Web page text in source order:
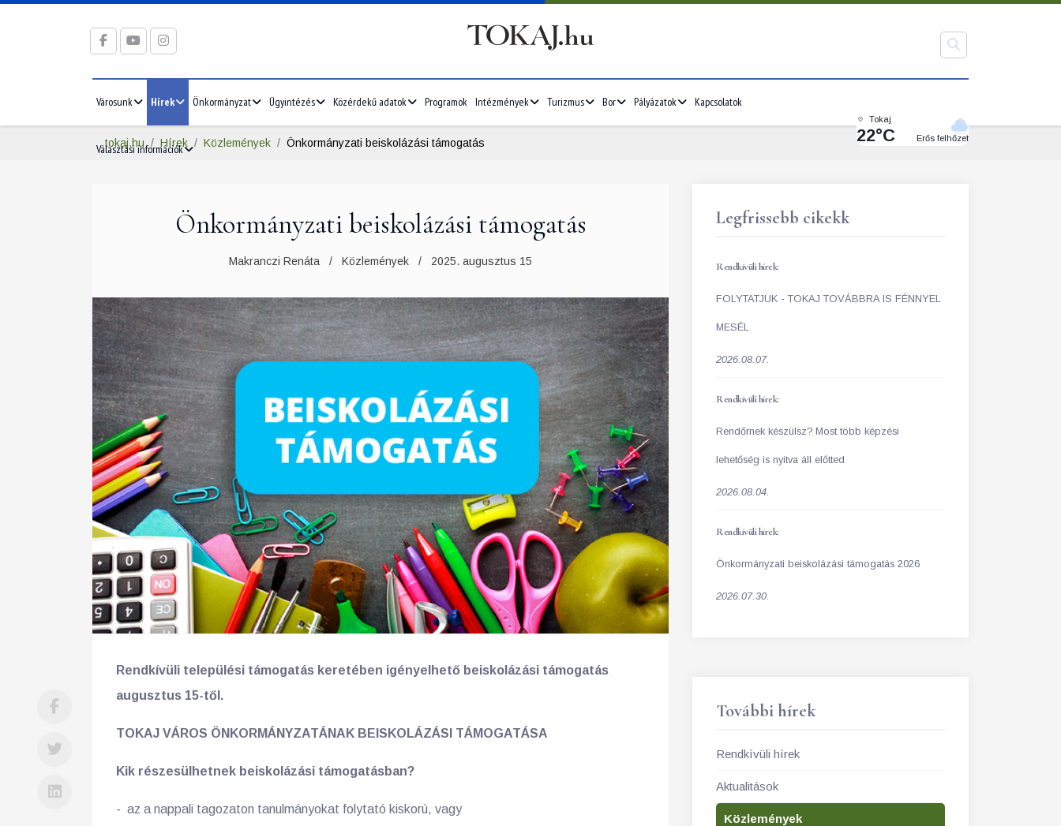
Városunk Hírek Önkormányzat Ügyintézés Közérdekű adatok Programok Intézmények Turizmus Bor Pályázatok Kapcsolatok
Választási információk
Tokaj
22°C Erős felhőzet
tokaj.hu Hírek Közlemények Önkormányzati beiskolázási támogatás
Önkormányzati beiskolázási támogatás
Makranczi Renáta Közlemények 2025. augusztus 15
Rendkívüli települési támogatás keretében igényelhető beiskolázási támogatás
augusztus 15-től.
TOKAJ VÁROS ÖNKORMÁNYZATÁNAK BEISKOLÁZÁSI TÁMOGATÁSA
Kik részesülhetnek beiskolázási támogatásban?
- az a nappali tagozaton tanulmányokat folytató kiskorú, vagy
Legfrissebb cikekk
Rendkívüli hírek:
FOLYTATJUK - TOKAJ TOVÁBBRA IS FÉNNYEL
MESÉL
2026.08.07.
Rendkívüli hírek:
Rendőrnek készülsz? Most több képzési
lehetőség is nyitva áll előtted
2026.08.04.
Rendkívüli hírek:
Önkormányzati beiskolázási támogatás 2026
2026.07.30.
További hírek
Rendkívüli hírek
Aktualitások
Közlemények